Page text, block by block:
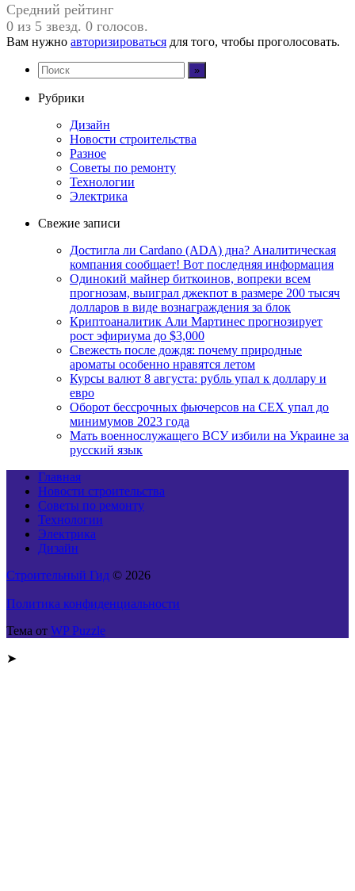
Средний рейтинг
0 из 5 звезд. 0 голосов.
Вам нужно авторизироваться для того, чтобы проголосовать.
Рубрики
Дизайн
Новости строительства
Разное
Советы по ремонту
Технологии
Электрика
Свежие записи
Достигла ли Cardano (ADA) дна? Аналитическая
компания сообщает! Вот последняя информация
Одинокий майнер биткоинов, вопреки всем
прогнозам, выиграл джекпот в размере 200 тысяч
долларов в виде вознаграждения за блок
Криптоаналитик Али Мартинес прогнозирует
рост эфириума до $3,000
Свежесть после дождя: почему природные
ароматы особенно нравятся летом
Курсы валют 8 августа: рубль упал к доллару и
евро
Оборот бессрочных фьючерсов на CEX упал до
минимумов 2023 года
Мать военнослужащего ВСУ избили на Украине за
русский язык
Главная
Новости строительства
Советы по ремонту
Технологии
Электрика
Дизайн
Строительный Гид © 2026
Политика конфиденциальности
Тема от WP Puzzle
➤